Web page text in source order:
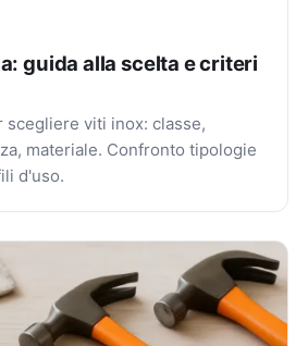
guida alla scelta e criteri
scegliere viti inox: classe,
materiale. Confronto tipologie
d'uso.